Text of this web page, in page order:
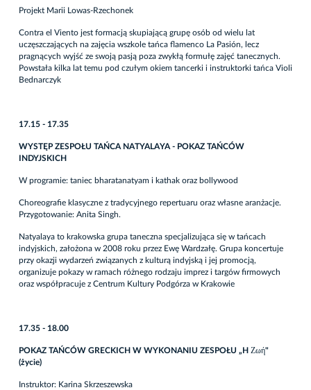
Projekt Marii Lowas-Rzechonek
Contra el Viento jest formacją skupiającą grupę osób od wielu lat
uczęszczających na zajęcia wszkole tańca flamenco La Pasión, lecz
pragnących wyjść ze swoją pasją poza zwykłą formułę zajęć tanecznych.
Powstała kilka lat temu pod czułym okiem tancerki i instruktorki tańca Violi
Bednarczyk
17.15 - 17.35
WYSTĘP ZESPOŁU TAŃCA NATYALAYA - POKAZ TAŃCÓW
INDYJSKICH
W programie: taniec bharatanatyam i kathak oraz bollywood
Choreografie klasyczne z tradycyjnego repertuaru oraz własne aranżacje.
Przygotowanie: Anita Singh.
Natyalaya to krakowska grupa taneczna specjalizująca się w tańcach
indyjskich, założona w 2008 roku przez Ewę Wardzałę. Grupa koncertuje
przy okazji wydarzeń związanych z kulturą indyjską i jej promocją,
organizuje pokazy w ramach różnego rodzaju imprez i targów firmowych
oraz współpracuje z Centrum Kultury Podgórza w Krakowie
17.35 - 18.00
POKAZ TAŃCÓW GRECKICH W WYKONANIU ZESPOŁU „H Ζωή"
(życie)
Instruktor: Karina Skrzeszewska